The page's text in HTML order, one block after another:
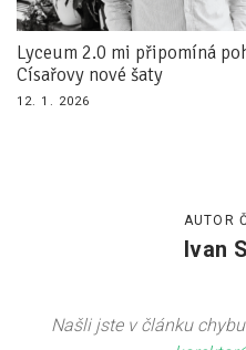
Lyceum 2.0 mi připomíná
Císařovy nové šaty
12. 1. 2026
AUTOR
Ivan
Našli jste v článku